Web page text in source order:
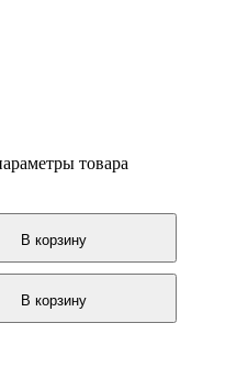
товара
В корзину
В корзину